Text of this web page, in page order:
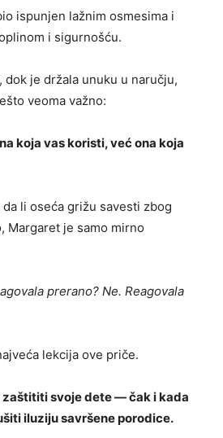
ispunjen lažnim osmesima i
i sigurnošću.
je držala unuku u naručju,
veoma važno:
koja vas koristi, već ona koja
li oseća grižu savesti zbog
Margaret je samo mirno
prerano? Ne. Reagovala
lekcija ove priče.
zaštititi svoje dete — čak i kada
iluziju savršene porodice.